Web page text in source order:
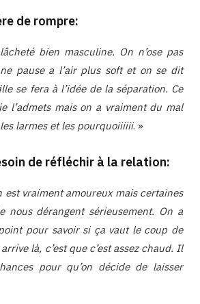
de rompre:
lâcheté bien masculine. On n’ose pas
pause a l’air plus soft et on se dit
se fera à l’idée de la séparation. Ce
l’admets mais on a vraiment du mal
larmes et les pourquoiiiiii. »
de réfléchir à la relation:
est vraiment amoureux mais certaines
nous dérangent sérieusement. On a
pour savoir si ça vaut le coup de
là, c’est que c’est assez chaud. Il
pour qu’on décide de laisser